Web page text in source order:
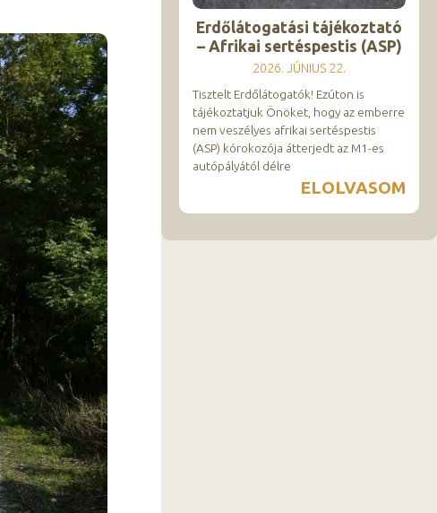
Erdőlátogatási tájékoztató
– Afrikai sertéspestis (ASP)
2026. JÚNIUS 22.
Tisztelt Erdőlátogatók! Ezúton is
tájékoztatjuk Önöket, hogy az emberre
nem veszélyes afrikai sertéspestis
(ASP) kórokozója átterjedt az M1-es
autópályától délre
ELOLVASOM